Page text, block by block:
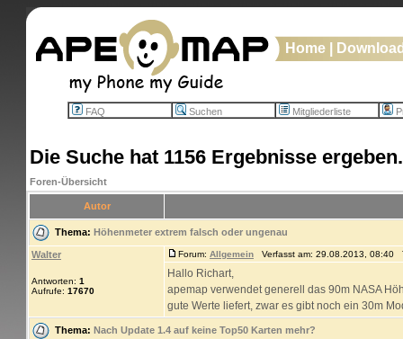
Home
FAQ Suchen Mitgliederliste
Die Suche hat 1156 Ergebnisse ergeben.
Foren-Übersicht
Autor
Thema: Höhenmeter extrem falsch oder ungenau
Walter
Antworten: 1
Aufrufe: 17670
Forum: Allgemein Verfasst am: 29.08.2013, 08:40
Hallo Richart,
apemap verwendet generell das 90m NASA
gute Werte liefert, zwar es gibt noch ein 30m
Thema: Nach Update 1.4 auf keine Top50 Karten mehr?